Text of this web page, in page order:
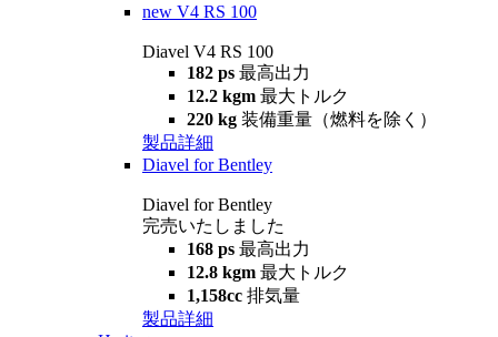
new V4 RS 100
Diavel V4 RS 100
182 ps 最高出力
12.2 kgm 最大トルク
220 kg 装備重量（燃料を除く）
製品詳細
Diavel for Bentley
Diavel for Bentley
完売いたしました
168 ps 最高出力
12.8 kgm 最大トルク
1,158cc 排気量
製品詳細